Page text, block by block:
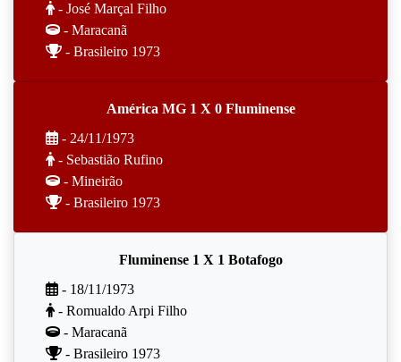
- José Marçal Filho
- Maracanã
- Brasileiro 1973
América MG 1 X 0 Fluminense
- 24/11/1973
- Sebastião Rufino
- Mineirão
- Brasileiro 1973
Fluminense 1 X 1 Botafogo
- 18/11/1973
- Romualdo Arpi Filho
- Maracanã
- Brasileiro 1973